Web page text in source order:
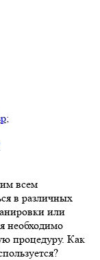
всем
в различных
или
необходимо
процедуру. Как